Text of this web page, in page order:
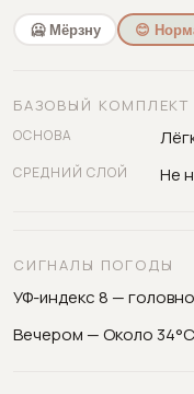
🥶 Мёрзну 😊
БАЗОВЫЙ КОМПЛЕКТ
ОСНОВА
СРЕДНИЙ СЛОЙ Не
СИГНАЛЫ ПОГОДЫ
УФ-индекс 8 —
Вечером — Около